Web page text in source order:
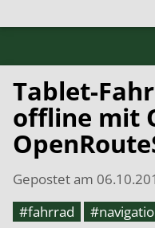
Tablet-
offline mit
Gepostet am
#fahrrad